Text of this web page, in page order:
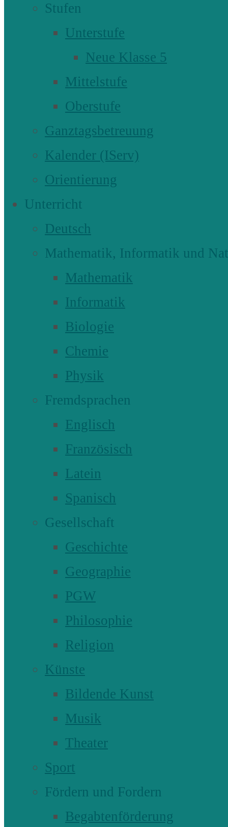
Stufen
Unterstufe
Neue Klasse 5
Mittelstufe
Oberstufe
Ganztagsbetreuung
Kalender (IServ)
Orientierung
Unterricht
Deutsch
Mathematik, Informatik und
Mathematik
Informatik
Biologie
Chemie
Physik
Fremdsprachen
Englisch
Französisch
Latein
Spanisch
Gesellschaft
Geschichte
Geographie
PGW
Philosophie
Religion
Künste
Bildende Kunst
Musik
Theater
Sport
Fördern und Fordern
Begabtenförderung